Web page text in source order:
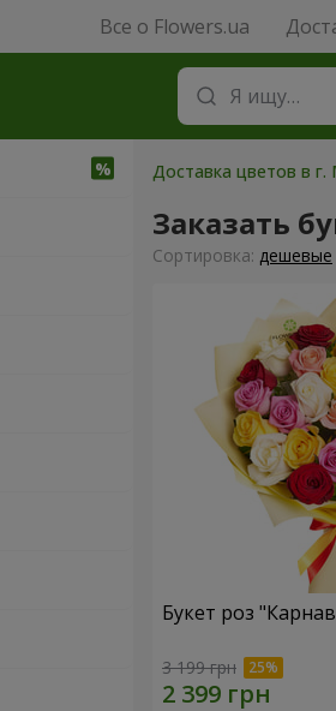
Все о Flowers.ua
Доставка цветов в
Заказать
Cортировка: дешевые
Букет роз
3 199 грн